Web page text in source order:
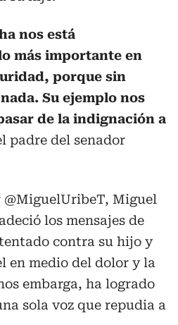
nos está
más importante en
porque sin
Su ejemplo nos
de la indignación a
padre del senador
@MiguelUribeT, Miguel
los mensajes de
contra su hijo y
en medio del dolor y la
embarga, ha logrado
sola voz que repudia a